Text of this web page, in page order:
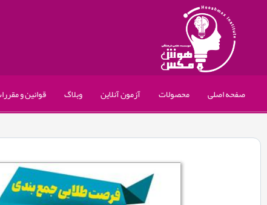
صفحه اصلی محصولات آزمون آنلاین وبلاگ قوانین و